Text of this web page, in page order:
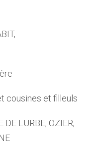
cousines et filleuls
DE LURBE, OZIER,